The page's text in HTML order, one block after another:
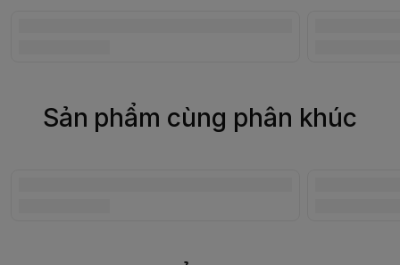
Sản phẩm cùng phân khúc